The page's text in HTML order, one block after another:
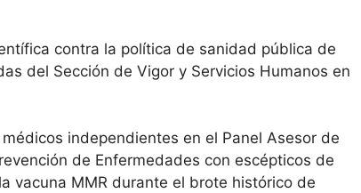
contra la política de sanidad pública de
del Sección de Vigor y Servicios Humanos en
independientes en el Panel Asesor de
de Enfermedades con escépticos de
vacuna MMR durante el brote histórico de